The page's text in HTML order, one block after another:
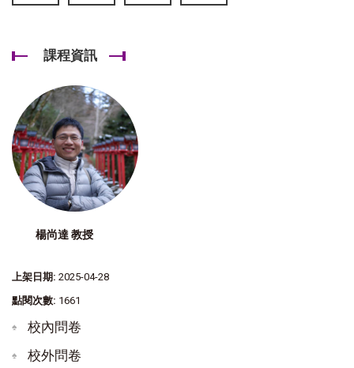
課程資訊
楊尚達 教授
上架日期: 2025-04-28
點閱次數: 1661
校內問卷
校外問卷